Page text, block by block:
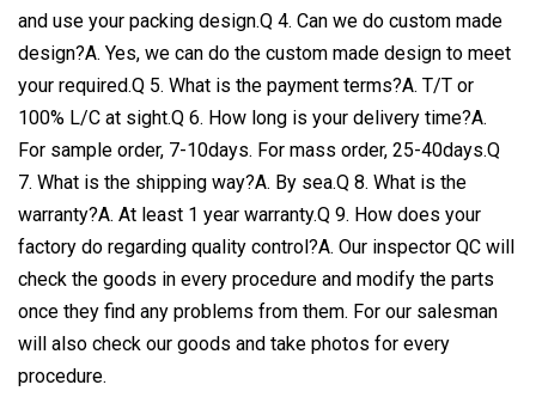
and use your packing design.Q 4. Can we do custom made
design?A. Yes, we can do the custom made design to meet
your required.Q 5. What is the payment terms?A. T/T or
100% L/C at sight.Q 6. How long is your delivery time?A.
For sample order, 7-10days. For mass order, 25-40days.Q
7. What is the shipping way?A. By sea.Q 8. What is the
warranty?A. At least 1 year warranty.Q 9. How does your
factory do regarding quality control?A. Our inspector QC will
check the goods in every procedure and modify the parts
once they find any problems from them. For our salesman
will also check our goods and take photos for every
procedure.